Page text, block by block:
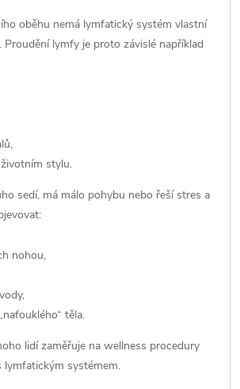
oběhu nemá lymfatický systém vlastní
Proudění lymfy je proto závislé například
stylu.
sedí, má málo pohybu nebo řeší stres a
nohou,
těla.
lidí zaměřuje na wellness procedury
lymfatickým systémem.